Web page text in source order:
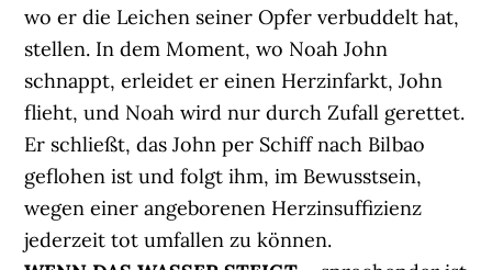
wo er die Leichen seiner Opfer verbuddelt hat,
stellen. In dem Moment, wo Noah John
schnappt, erleidet er einen Herzinfarkt, John
flieht, und Noah wird nur durch Zufall gerettet.
Er schließt, das John per Schiff nach Bilbao
geflohen ist und folgt ihm, im Bewusstsein,
wegen einer angeborenen Herzinsuffizienz
jederzeit tot umfallen zu können.